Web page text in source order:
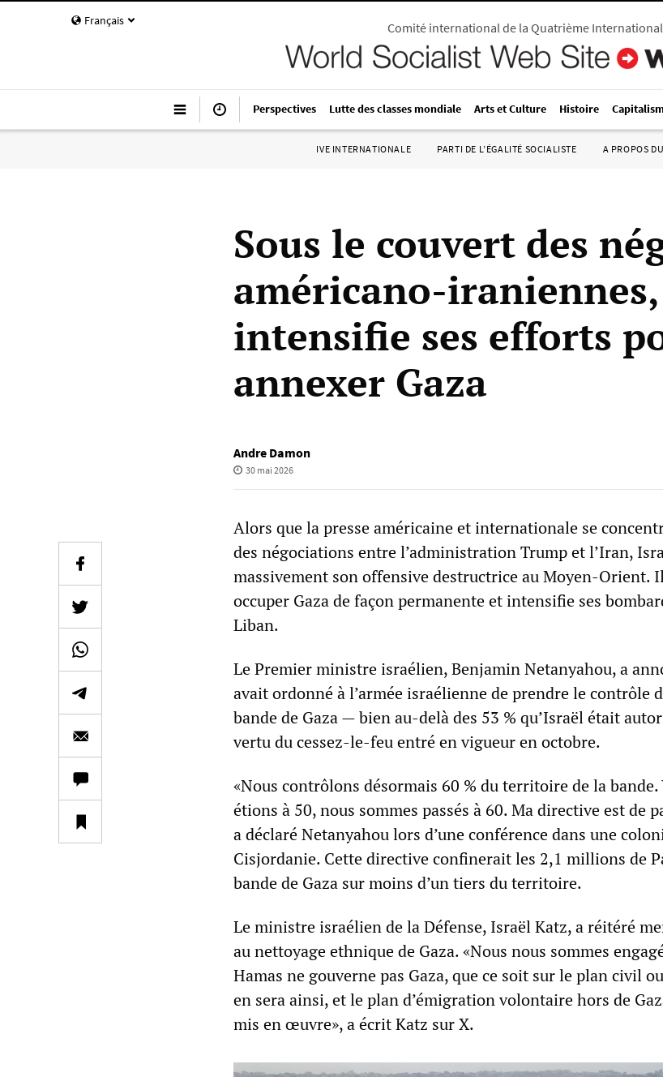
Français Comité international de la Quatrième
Perspectives Lutte des classes mondiale Arts et Culture Histoire
IVE INTERNATIONALE PARTI DE L’ÉGALITÉ SOCIALISTE A PROPOS
Sous le couvert des
américano-
intensifie ses efforts
annexer Gaza
Andre Damon
30 mai 2026
Alors que la presse américaine et internationale se
des négociations entre l’administration Trump et l’Iran,
massivement son offensive destructrice au Moyen-Orient. Il
occuper Gaza de façon permanente et intensifie ses
Liban.
Le Premier ministre israélien, Benjamin Netanyahou, a
avait ordonné à l’armée israélienne de prendre le contrôle
bande de Gaza — bien au-delà des 53 % qu’Israël était
vertu du cessez-le-feu entré en vigueur en octobre.
«Nous contrôlons désormais 60 % du territoire de la bande.
étions à 50, nous sommes passés à 60. Ma directive est de
a déclaré Netanyahou lors d’une conférence dans une
Cisjordanie. Cette directive confinerait les 2,1 millions de
bande de Gaza sur moins d’un tiers du territoire.
Le ministre israélien de la Défense, Israël Katz, a réitéré
au nettoyage ethnique de Gaza. «Nous nous sommes
Hamas ne gouverne pas Gaza, que ce soit sur le plan civil
en sera ainsi, et le plan d’émigration volontaire hors de
mis en œuvre», a écrit Katz sur X.